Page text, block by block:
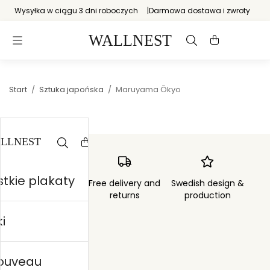
Wysyłka w ciągu 3 dni roboczych Darmowa dostawa i zwroty
Start / Sztuka japońska / Maruyama Ōkyo
Order sent within
Free delivery and
returns
Swedish design &
production
plakaty